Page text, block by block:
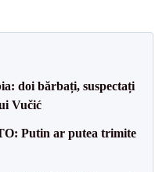
doi bărbați, suspectați
Vučić
Putin ar putea trimite